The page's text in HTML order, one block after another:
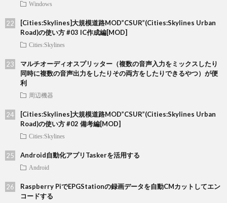
Windows
[Cities:Skylines]大規模道路MOD”CSUR”(Cities:Skylines Urban
Road)の使い方 #03 IC作成編[MOD]
Cities:Skylines
マルチオーディオスプリッター（複数の音声入力をミックスしたり
同時に複数の音声出力をしたりその両方をしたりできるやつ）が便
利
周辺機器
[Cities:Skylines]大規模道路MOD”CSUR”(Cities:Skylines Urban
Road)の使い方 #02 備考編[MOD]
Cities:Skylines
Android自動化アプリTaskerを活用する
Android
Raspberry PiでEPGStationの録画データを自動CMカットしてエン
コードする